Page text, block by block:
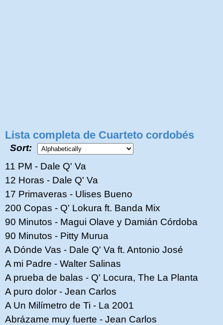
Lista completa de Cuarteto cordobés
Sort:
11 PM - Dale Q' Va
12 Horas - Dale Q' Va
17 Primaveras - Ulises Bueno
200 Copas - Q' Lokura ft. Banda Mix
90 Minutos - Magui Olave y Damián Córdoba
90 Minutos - Pitty Murua
A Dónde Vas - Dale Q' Va ft. Antonio José
A mi Padre - Walter Salinas
A prueba de balas - Q' Locura, The La Planta
A puro dolor - Jean Carlos
A Un Milímetro de Ti - La 2001
Abrázame muy fuerte - Jean Carlos